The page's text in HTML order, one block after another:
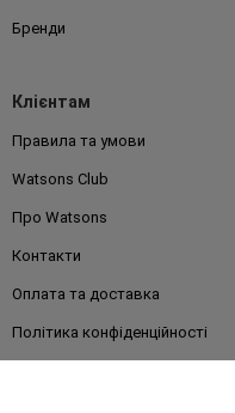
Бренди
Клієнтам
Правила та умови
Watsons Club
Про Watsons
Контакти
Оплата та доставка
Політика конфіденційності